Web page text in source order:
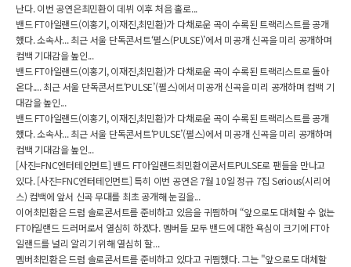
난다. 이번 공연은최민환이 데뷔 이후 처음 홀로...
밴드 FT아일랜드(이홍기, 이재진,최민환)가 다채로운 곡이 수록된 트랙리스트를 공개
했다. 소속사... 최근 서울 단독콘서트‘펄스(PULSE)’에서 미공개 신곡을 미리 공개하며
컴백 기대감을 높인...
밴드 FT아일랜드(이홍기, 이재진,최민환)가 다채로운 곡이 수록된 트랙리스트로 돌아
온다.... 최근 서울 단독콘서트‘PULSE’(펄스)에서 미공개 신곡을 미리 공개하며 컴백 기
대감을 높인...
밴드 FT아일랜드(이홍기, 이재진,최민환)가 다채로운 곡이 수록된 트랙리스트를 공개
했다. 소속사... 최근 서울 단독콘서트‘PULSE’(펄스)에서 미공개 신곡을 미리 공개하며
컴백 기대감을 높인...
[사진=FNC엔터테인먼트] 밴드 FT아일랜드최민환이콘서트PULSE로 팬들을 만나고
있다. [사진=FNC엔터테인먼트] 특히 이번 공연은 7월 10일 정규 7집 Serious(시리어
스) 컴백에 앞서 신곡 무대를 최초 공개해 눈길을...
이어최민환은 드럼 솔로콘서트를 준비하고 있음을 귀띔하며 “앞으로도 대체할 수 없는
FT아일랜드 드러머로서 열심히 하겠다. 멤버들 모두 밴드에 대한 욕심이 크기에 FT아
일랜드를 널리 알리기 위해 열심히 할...
멤버최민환은 드럼 솔로콘서트를 준비하고 있다고 귀띔했다. 그는 "앞으로도 대체할